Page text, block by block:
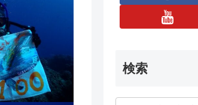
検索